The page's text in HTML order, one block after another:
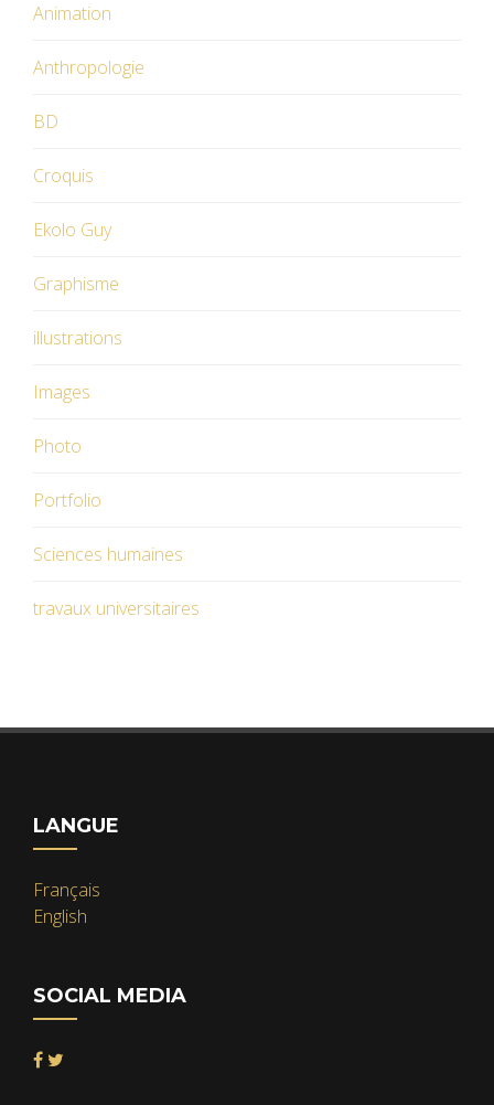
Animation
Anthropologie
BD
Croquis
Ekolo Guy
Graphisme
illustrations
Images
Photo
Portfolio
Sciences humaines
travaux universitaires
LANGUE
Français
English
SOCIAL MEDIA